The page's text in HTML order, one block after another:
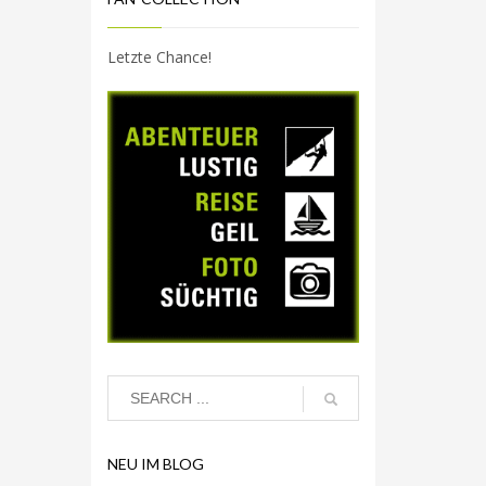
Letzte Chance!
NEU IM BLOG